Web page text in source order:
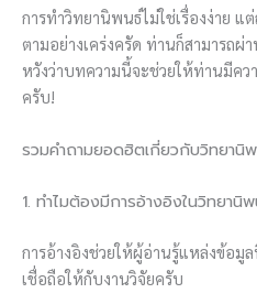
การทำวิทยานิพนธ์ไม่ใช่เรื่องง่าย แ
ตามอย่างเคร่งครัด ท่านก็สามารถ
หวังว่าบทความนี้จะช่วยให้ท่านมีคว
ครับ!
รวมคำถามยอดฮิตเกี่ยวกับวิทยานิ
1. ทำไมต้องมีการอ้างอิงในวิทยานิ
การอ้างอิงช่วยให้ผู้อ่านรู้แหล่งข้อมู
เชื่อถือให้กับงานวิจัยครับ